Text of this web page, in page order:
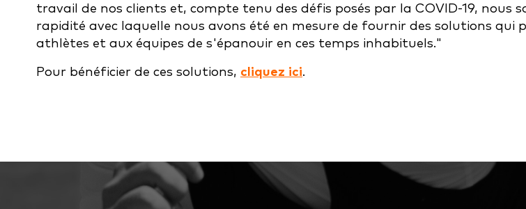
travail de nos clients et, compte tenu des défis posés par la COVID-19, nous
rapidité avec laquelle nous avons été en mesure de fournir des solutions qui
athlètes et aux équipes de s'épanouir en ces temps inhabituels."
Pour bénéficier de ces solutions, cliquez ici.